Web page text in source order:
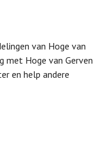
van Hoge van
met Hoge van Gerven
en help andere